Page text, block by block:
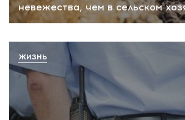
невежества, чем в сельском
ЖИЗНЬ